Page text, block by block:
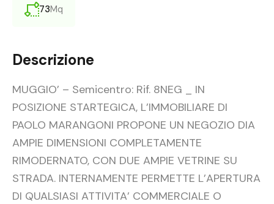
73Mq
Descrizione
MUGGIO’ – Semicentro: Rif. 8NEG _ IN
POSIZIONE STARTEGICA, L’IMMOBILIARE DI
PAOLO MARANGONI PROPONE UN NEGOZIO DIA
AMPIE DIMENSIONI COMPLETAMENTE
RIMODERNATO, CON DUE AMPIE VETRINE SU
STRADA. INTERNAMENTE PERMETTE L’APERTURA
DI QUALSIASI ATTIVITA’ COMMERCIALE O